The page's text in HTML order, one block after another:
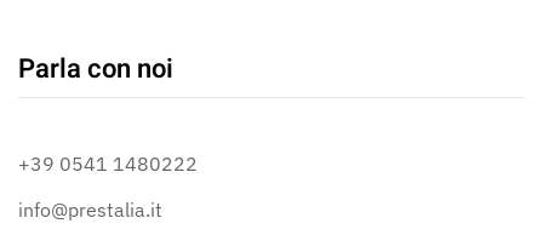
Parla con noi
+39 0541 1480222
info@prestalia.it